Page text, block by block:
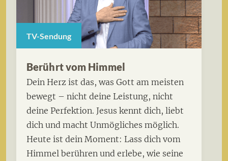
TV-Sendung
Berührt vom Himmel
Dein Herz ist das, was Gott am meisten
bewegt – nicht deine Leistung, nicht
deine Perfektion. Jesus kennt dich, liebt
dich und macht Unmögliches möglich.
Heute ist dein Moment: Lass dich vom
Himmel berühren und erlebe, wie seine